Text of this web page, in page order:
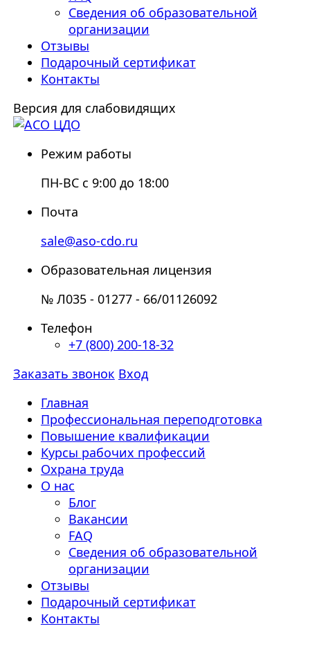
Сведения об образовательной
организации
Отзывы
Подарочный сертификат
Контакты
Версия для слабовидящих
Режим работы
ПН-ВС с 9:00 до 18:00
Почта
sale@aso-cdo.ru
Образовательная лицензия
№ Л035 - 01277 - 66/01126092
Телефон
+7 (800) 200-18-32
Заказать звонок Вход
Главная
Профессиональная переподготовка
Повышение квалификации
Курсы рабочих профессий
Охрана труда
О нас
Блог
Вакансии
FAQ
Сведения об образовательной
организации
Отзывы
Подарочный сертификат
Контакты